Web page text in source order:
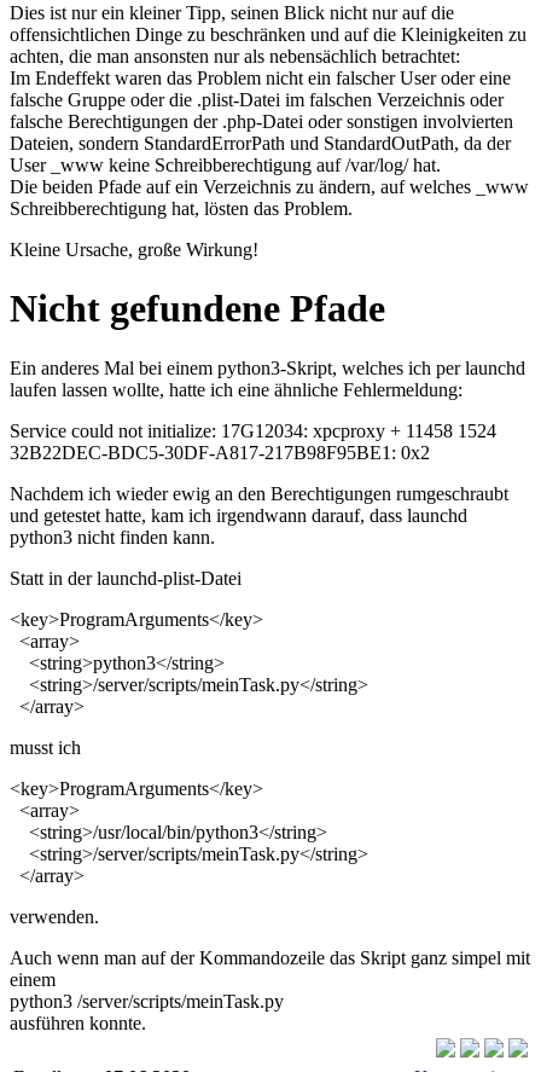
Dies ist nur ein kleiner Tipp, seinen Blick nicht nur auf die
offensichtlichen Dinge zu beschränken und auf die Kleinigkeiten zu
achten, die man ansonsten nur als nebensächlich betrachtet:
Im Endeffekt waren das Problem nicht ein falscher User oder eine
falsche Gruppe oder die .plist-Datei im falschen Verzeichnis oder
falsche Berechtigungen der .php-Datei oder sonstigen involvierten
Dateien, sondern StandardErrorPath und StandardOutPath, da der
User
_www keine Schreibberechtigung auf/var/log/hat.
Die beiden Pfade auf ein Verzeichnis zu ändern, auf welches
_www
Schreibberechtigung hat, lösten das Problem.
Kleine Ursache, große Wirkung!
Nicht gefundene Pfade
Ein anderes Mal bei einem python3-Skript, welches ich perlaunchd
laufen lassen wollte, hatte ich eine ähnliche Fehlermeldung:
Service could not initialize: 17G12034: xpcproxy + 11458 1524
32B22DEC-BDC5-30DF-A817-217B98F95BE1: 0x2
Nachdem ich wieder ewig an den Berechtigungen rumgeschraubt
und getestet hatte, kam ich irgendwann darauf, dass launchd
python3 nicht finden kann.
Statt in der launchd-plist-Datei
<key>ProgramArguments</key>
<array>
<string>python3</string>
<string>/server/scripts/meinTask.py</string>
</array>
musst ich
<key>ProgramArguments</key>
<array>
<string>/usr/local/bin/python3</string>
<string>/server/scripts/meinTask.py</string>
</array>
verwenden.
Auch wenn man auf der Kommandozeile das Skript ganz simpel mit
einem
python3 /server/scripts/meinTask.py
ausführen konnte.